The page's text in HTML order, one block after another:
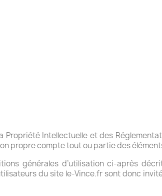
Intellectuelle et des
propre compte tout ou partie des
générales d’utilisation ci-après
du site le-Vince.fr sont donc